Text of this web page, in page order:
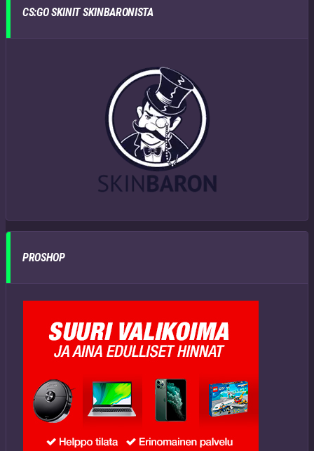
CS:GO SKINIT SKINBARONISTA
PROSHOP